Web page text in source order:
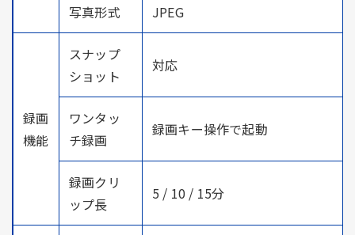
写真形式 JPEG
録画
機能
スナップ
ショット
対応
ワンタッ
チ録画
録画キー操作で起動
録画クリ
ップ長
5 / 10 / 15分